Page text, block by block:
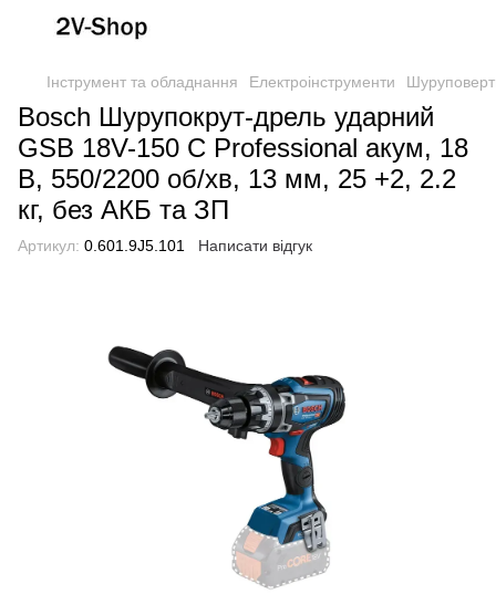
Інструмент та обладнання Електроінструменти
Bosch Шурупокрут-дрель ударний
GSB 18V-150 C Professional акум, 18
В, 550/2200 об/хв, 13 мм, 25 +2, 2.2
кг, без АКБ та ЗП
Артикул: 0.601.9J5.101 Написати відгук